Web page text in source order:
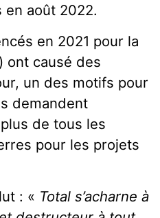
en août 2022.
en 2021 pour la
ont causé des
un des motifs pour
demandent
de tous les
pour les projets
: « Total s’acharne à